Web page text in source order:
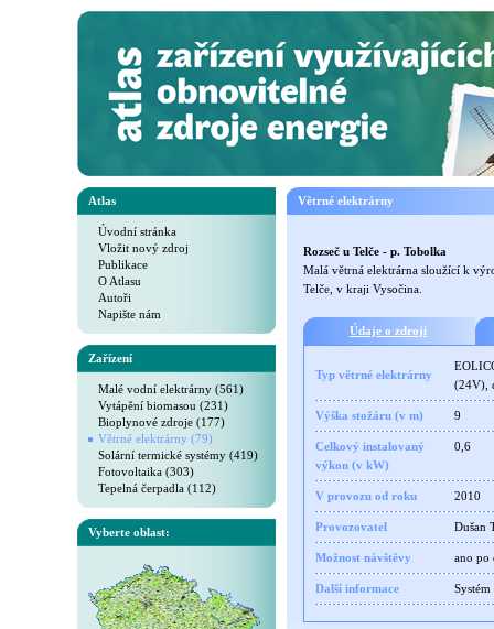
Atlas
Úvodní stránka
Vložit nový zdroj
Publikace
O Atlasu
Autoři
Napište nám
Zařízení
Malé vodní elektrárny (561)
Vytápění biomasou (231)
Bioplynové zdroje (177)
Větrné elektrárny (79)
Solární termické systémy (419)
Fotovoltaika (303)
Tepelná čerpadla (112)
Vyberte oblast:
Větrné elektrárny
Rozseč u Telče - p. Tobolka
Malá větrná elektrárna sloužící k
Telče, v kraji Vysočina.
Údaje o zdroji
Typ větrné elektrárny
(24V),
Výška stožáru (v m) 9
Celkový instalovaný
výkon (v kW)
0,6
V provozu od roku 2010
Provozovatel Dušan
Možnost návštěvy ano po
Další informace